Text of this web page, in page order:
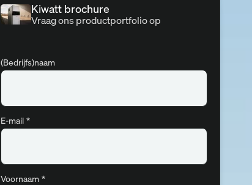
Kiwatt brochure
Vraag ons productportfolio op
(Bedrijfs)naam
E-mail *
Voornaam *